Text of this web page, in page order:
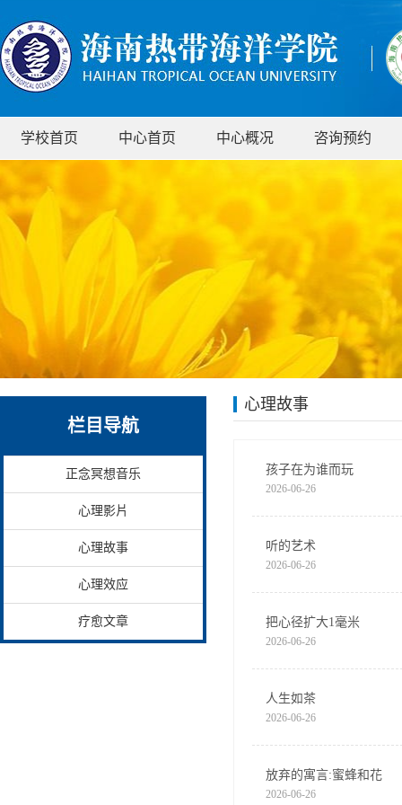
学校首页 中心首页 中心概况 咨询预约
栏目导航
正念冥想音乐
心理影片
心理故事
心理效应
疗愈文章
心理故事
孩子在为谁而玩
2026-06-26
听的艺术
2026-06-26
把心径扩大1毫米
2026-06-26
人生如茶
2026-06-26
放弃的寓言:蜜蜂和花
2026-06-26